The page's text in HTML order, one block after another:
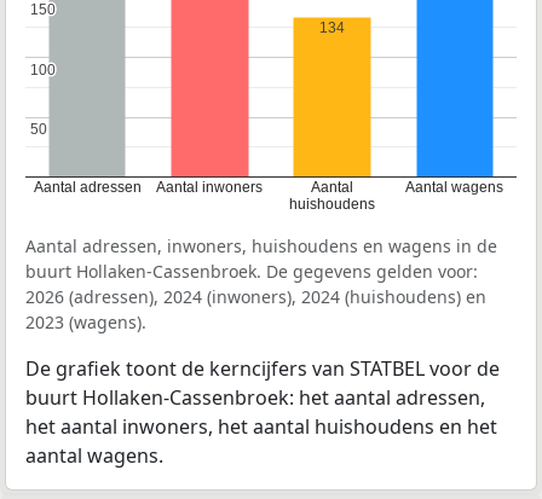
Aantal adressen Aantal inwoners
Aantal
huishoudens
Aantal wagens
50
50
100
100
150
150
134
Aantal adressen, inwoners, huishoudens en wagens in de
buurt Hollaken-Cassenbroek. De gegevens gelden voor:
2026 (adressen), 2024 (inwoners), 2024 (huishoudens) en
2023 (wagens).
De grafiek toont de kerncijfers van STATBEL voor de
buurt Hollaken-Cassenbroek: het aantal adressen,
het aantal inwoners, het aantal huishoudens en het
aantal wagens.